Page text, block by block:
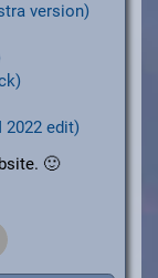
version)
2022 edit)
🙂